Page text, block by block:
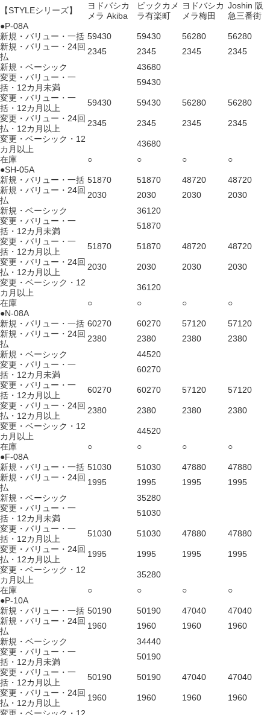
【STYLEシリーズ】
ヨドバシカ
メラ Akiba
ビックカメ
ラ有楽町
ヨドバシカ
メラ梅田
Joshin 阪
急三番街
●P-08A
新規・バリュー・一括 59430 59430 56280
56280
新規・バリュー・24回
払
2345 2345 2345
2345
新規・ベーシック
43680
変更・バリュー・一
括・12カ月未満
59430
変更・バリュー・一
括・12カ月以上
59430 59430 56280
56280
変更・バリュー・24回
払・12カ月以上
2345 2345 2345
2345
変更・ベーシック・12
カ月以上
43680
在庫
○ ○ ○
○
●SH-05A
新規・バリュー・一括 51870 51870 48720
48720
新規・バリュー・24回
払
2030 2030 2030
2030
新規・ベーシック
36120
変更・バリュー・一
括・12カ月未満
51870
変更・バリュー・一
括・12カ月以上
51870 51870 48720
48720
変更・バリュー・24回
払・12カ月以上
2030 2030 2030
2030
変更・ベーシック・12
カ月以上
36120
在庫
○ ○ ○
○
●N-08A
新規・バリュー・一括 60270 60270 57120
57120
新規・バリュー・24回
払
2380 2380 2380
2380
新規・ベーシック
44520
変更・バリュー・一
括・12カ月未満
60270
変更・バリュー・一
括・12カ月以上
60270 60270 57120
57120
変更・バリュー・24回
払・12カ月以上
2380 2380 2380
2380
変更・ベーシック・12
カ月以上
44520
在庫
○ ○ ○
○
●F-08A
新規・バリュー・一括 51030 51030 47880
47880
新規・バリュー・24回
払
1995 1995 1995
1995
新規・ベーシック
35280
変更・バリュー・一
括・12カ月未満
51030
変更・バリュー・一
括・12カ月以上
51030 51030 47880
47880
変更・バリュー・24回
払・12カ月以上
1995 1995 1995
1995
変更・ベーシック・12
カ月以上
35280
在庫
○ ○ ○
○
●P-10A
新規・バリュー・一括 50190 50190 47040
47040
新規・バリュー・24回
払
1960 1960 1960
1960
新規・ベーシック
34440
変更・バリュー・一
括・12カ月未満
50190
変更・バリュー・一
括・12カ月以上
50190 50190 47040
47040
変更・バリュー・24回
払・12カ月以上
1960 1960 1960
1960